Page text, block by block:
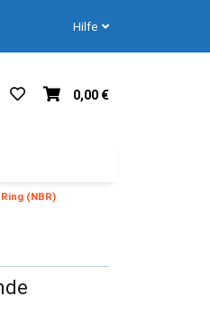
Hilfe
0,00 €
(NBR)